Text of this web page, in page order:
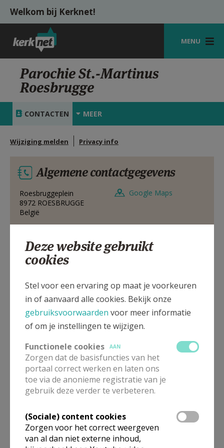
Overslaan en naar de inhoud gaan
Welkom bij Kerknet!
MENU
STARTPAGINA
KERK
VIERINGEN
HULP
MIJN PAROCHIE
AANMELDEN OF REGISTREREN
Parochie St.-Martinus
Roesbrugge
CONTACTEN MEER
Wijziging melden Privacy info
Algemene contactgegevens
Roesbruggeplein
8972 ROESBRUGGE
België
Google Maps
Roesbruggeplein, 8972 ROESBRUGGE
Deze website gebruikt
cookies
Stel voor een ervaring op maat je voorkeuren
in of aanvaard alle cookies. Bekijk onze
gebruiksvoorwaarden voor meer informatie
of om je instellingen te wijzigen.
Functionele cookies
AAN
Zorgen dat de basisfuncties van het
portaal correct werken en laten ons
toe via de anonieme registratie van je
gebruik deze verder te verbeteren.
(Sociale) content cookies
Zorgen voor het correct weergeven
van al dan niet externe inhoud,